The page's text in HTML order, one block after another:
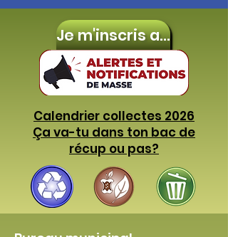
Je m'inscris aux
Calendrier collectes 2026
Ça va-tu dans ton bac de
récup ou pas?